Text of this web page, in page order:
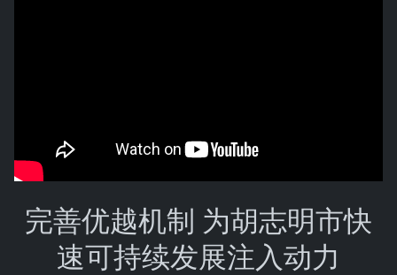
完善优越机制 为胡志明市快
速可持续发展注入动力